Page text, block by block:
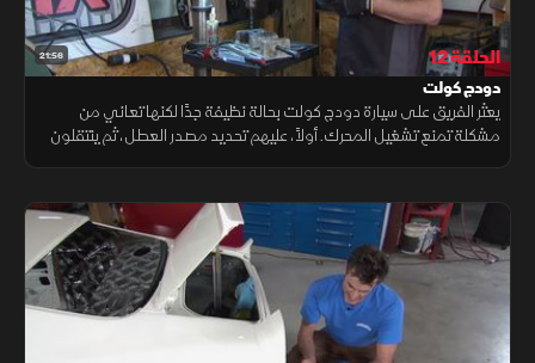
21:56 الحلقة 12
دودج كولت
يعثر الفريق على سيارة دودج كولت بحالة نظيفة جدًا لكنها تعاني من
مشكلة تمنع تشغيل المحرك. أولاً، عليهم تحديد مصدر العطل، ثم ينتقلون